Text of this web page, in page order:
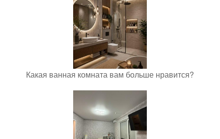
Какая ванная комната вам больше нравится?